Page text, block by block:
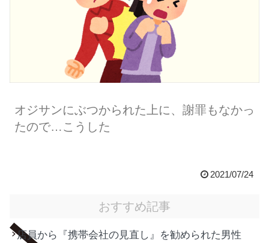
オジサンにぶつかられた上に、謝罪もなかっ
たので…こうした
2021/07/24
おすすめ記事
店員から『携帯会社の見直し』を勧められた男性